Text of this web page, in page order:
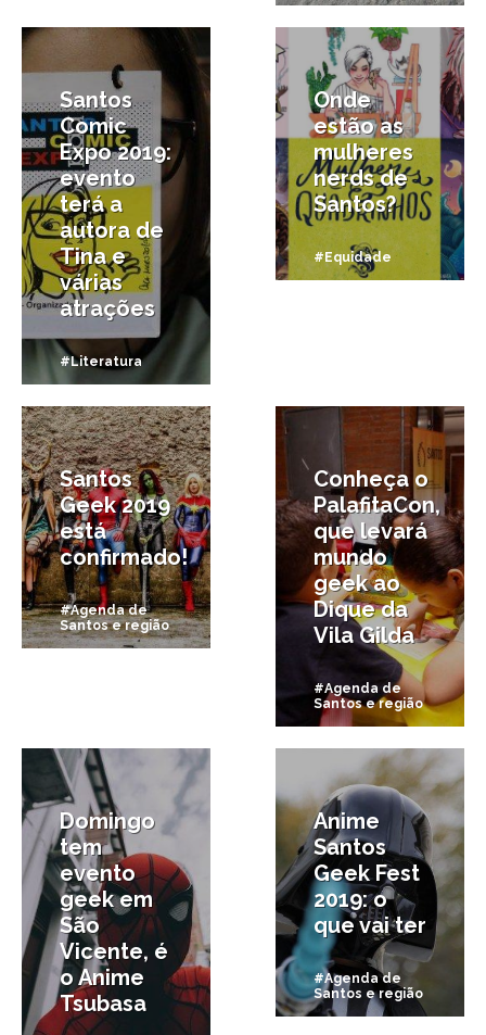
Santos
Comic
Expo 2019:
evento
terá a
autora de
Tina e
várias
atrações
#Literatura
17/09/2019
Onde
estão as
mulheres
nerds de
Santos?
#Equidade
23/05/2019
Santos
Geek 2019
está
confirmado!
#Agenda de
Santos e região
Conheça o
PalafitaCon,
que levará
mundo
geek ao
Dique da
Vila Gilda
#Agenda de
Santos e região
Domingo
tem
evento
geek em
São
Vicente, é
o Anime
Tsubasa
20/03/2019
Anime
Santos
Geek Fest
2019: o
que vai ter
#Agenda de
Santos e região